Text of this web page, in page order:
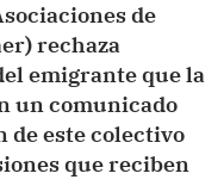
de
rechaza
emigrante que la
un comunicado
de este colectivo
que reciben